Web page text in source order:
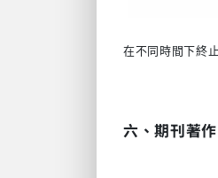
在不同時間下終
六、期刊著作